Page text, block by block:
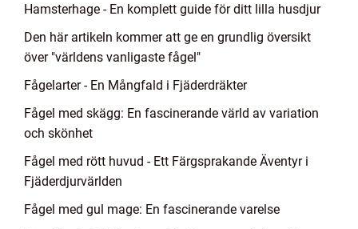
Hamsterhage - En komplett guide för ditt lilla husdjur
Den här artikeln kommer att ge en grundlig översikt
över "världens vanligaste fågel"
Fågelarter - En Mångfald i Fjäderdräkter
Fågel med skägg: En fascinerande värld av variation
och skönhet
Fågel med rött huvud - Ett Färgsprakande Äventyr i
Fjäderdjurvärlden
Fågel med gul mage: En fascinerande varelse